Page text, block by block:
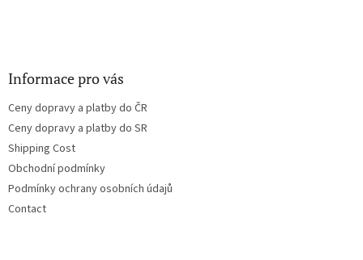
Informace pro vás
Ceny dopravy a platby do ČR
Ceny dopravy a platby do SR
Shipping Cost
Obchodní podmínky
Podmínky ochrany osobních údajů
Contact